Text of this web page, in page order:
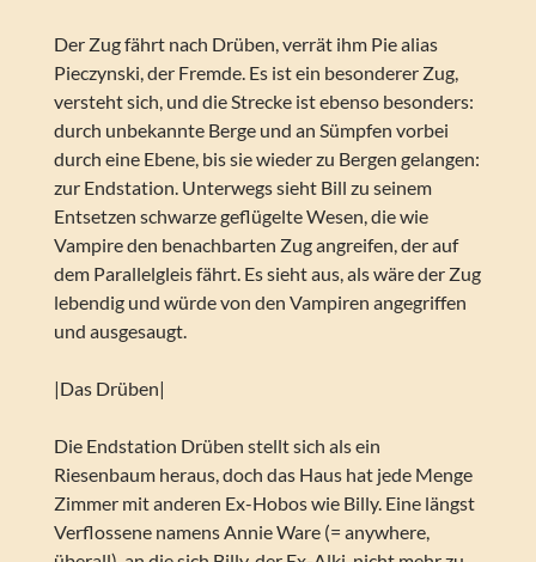
Der Zug fährt nach Drüben, verrät ihm Pie alias
Pieczynski, der Fremde. Es ist ein besonderer Zug,
versteht sich, und die Strecke ist ebenso besonders:
durch unbekannte Berge und an Sümpfen vorbei
durch eine Ebene, bis sie wieder zu Bergen gelangen:
zur Endstation. Unterwegs sieht Bill zu seinem
Entsetzen schwarze geflügelte Wesen, die wie
Vampire den benachbarten Zug angreifen, der auf
dem Parallelgleis fährt. Es sieht aus, als wäre der Zug
lebendig und würde von den Vampiren angegriffen
und ausgesaugt.
|Das Drüben|
Die Endstation Drüben stellt sich als ein
Riesenbaum heraus, doch das Haus hat jede Menge
Zimmer mit anderen Ex-Hobos wie Billy. Eine längst
Verflossene namens Annie Ware (= anywhere,